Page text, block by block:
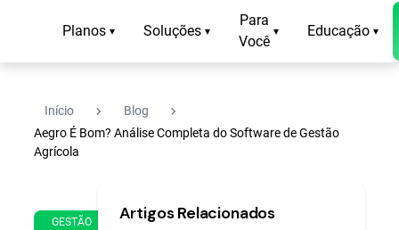
Planos ▾ Soluções ▾
Para
Você
▾ Educação ▾
Início navigate_next Blog navigate_next
Aegro É Bom? Análise Completa do Software de Gestão
Agrícola
GESTÃO
de
min
Artigos Relacionados